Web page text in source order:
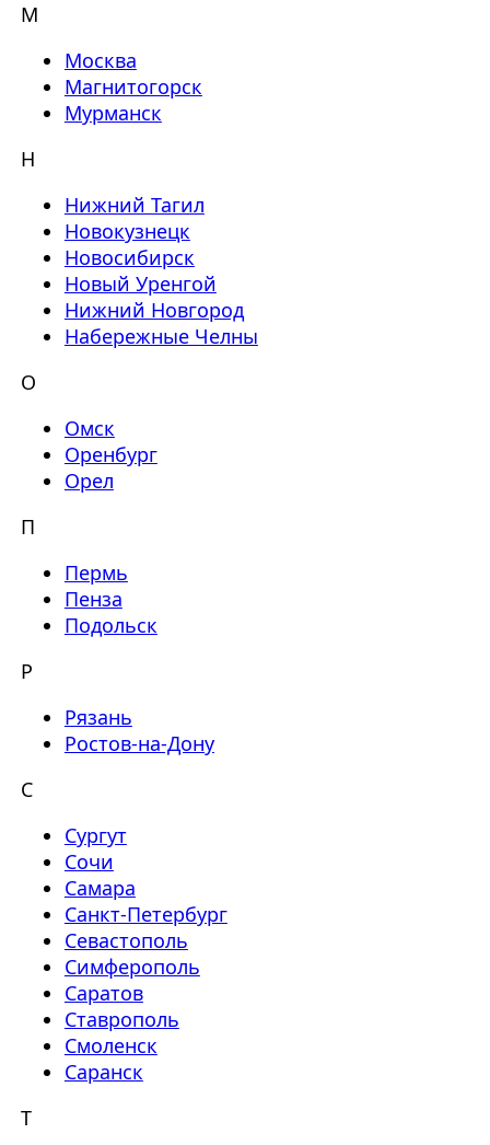
М
Москва
Магнитогорск
Мурманск
Н
Нижний Тагил
Новокузнецк
Новосибирск
Новый Уренгой
Нижний Новгород
Набережные Челны
О
Омск
Оренбург
Орел
П
Пермь
Пенза
Подольск
Р
Рязань
Ростов-на-Дону
С
Сургут
Сочи
Самара
Санкт-Петербург
Севастополь
Симферополь
Саратов
Ставрополь
Смоленск
Саранск
Т